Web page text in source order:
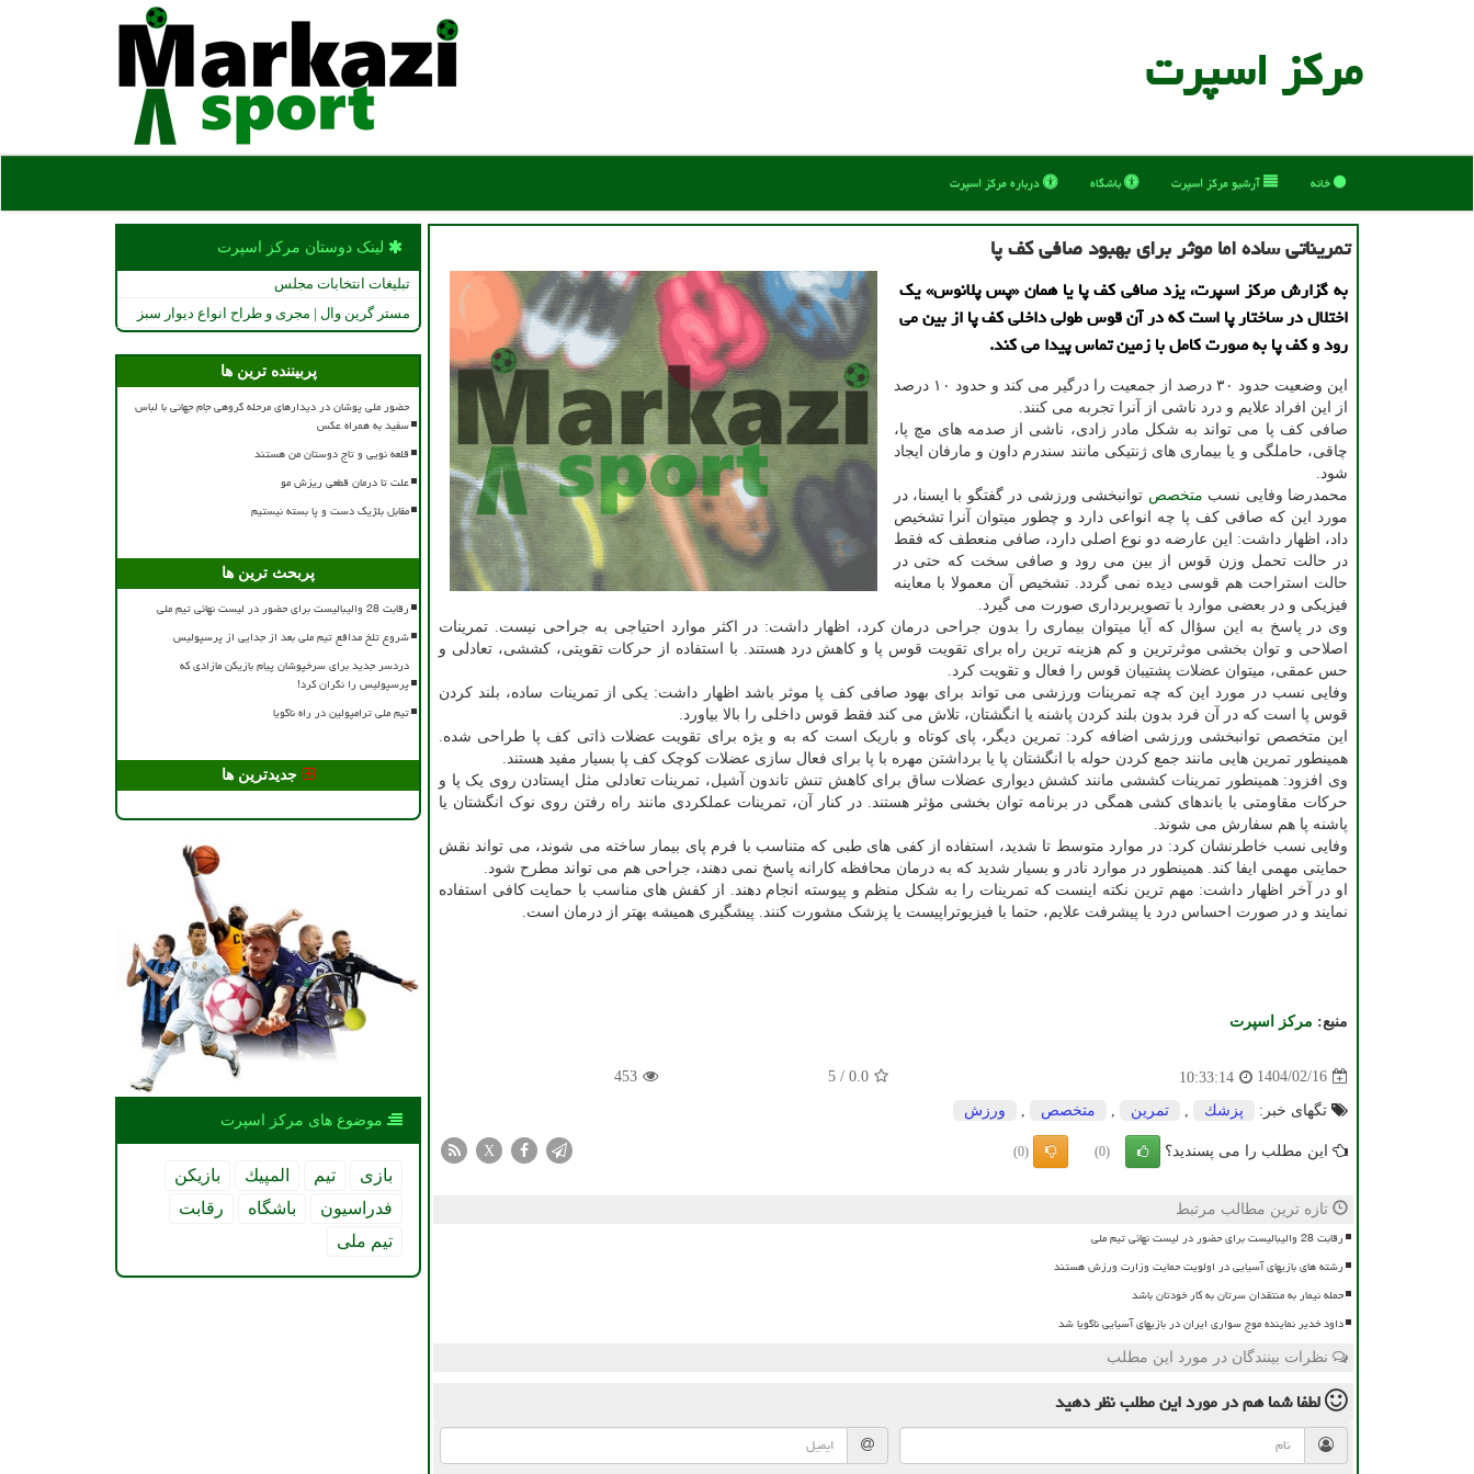
مركز اسپرت
خانه آرشیو مركز اسپرت باشگاه درباره مركز اسپرت
تمریناتی ساده اما موثر برای بهبود صافی کف پا
به گزارش مرکز اسپرت، یزد صافی کف پا یا همان «پس پلانوس» یک
اختلال در ساختار پا است که در آن قوس طولی داخلی کف پا از بین می
رود و کف پا به صورت کامل با زمین تماس پیدا می کند.
این وضعیت حدود ۳۰ درصد از جمعیت را درگیر می کند و حدود ۱۰ درصد
از این افراد علایم و درد ناشی از آنرا تجربه می کنند.
صافی کف پا می تواند به شکل مادر زادی، ناشی از صدمه های مچ پا،
چاقی، حاملگی و یا بیماری های ژنتیکی مانند سندرم داون و مارفان ایجاد
شود.
محمدرضا وفایی نسب متخصص توانبخشی ورزشی در گفتگو با ایسنا، در
مورد این که صافی کف پا چه انواعی دارد و چطور میتوان آنرا تشخیص
داد، اظهار داشت: این عارضه دو نوع اصلی دارد، صافی منعطف که فقط
در حالت تحمل وزن قوس از بین می رود و صافی سخت که حتی در
حالت استراحت هم قوسی دیده نمی گردد. تشخیص آن معمولا با معاینه
فیزیکی و در بعضی موارد با تصویربرداری صورت می گیرد.
وی در پاسخ به این سؤال که آیا میتوان بیماری را بدون جراحی درمان کرد، اظهار داشت: در اکثر موارد احتیاجی به جراحی نیست. تمرینات
اصلاحی و توان بخشی موثرترین و کم هزینه ترین راه برای تقویت قوس پا و کاهش درد هستند. با استفاده از حرکات تقویتی، کششی، تعادلی و
حس عمقی، میتوان عضلات پشتیبان قوس را فعال و تقویت کرد.
وفایی نسب در مورد این که چه تمرینات ورزشی می تواند برای بهود صافی کف پا موثر باشد اظهار داشت: یکی از تمرینات ساده، بلند کردن
قوس پا است که در آن فرد بدون بلند کردن پاشنه یا انگشتان، تلاش می کند فقط قوس داخلی را بالا بیاورد.
این متخصص توانبخشی ورزشی اضافه کرد: تمرین دیگر، پای کوتاه و باریک است که به و یژه برای تقویت عضلات ذاتی کف پا طراحی شده.
همینطور تمرین هایی مانند جمع کردن حوله با انگشتان پا یا برداشتن مهره با پا برای فعال سازی عضلات کوچک کف پا بسیار مفید هستند.
وی افزود: همینطور تمرینات کششی مانند کشش دیواری عضلات ساق برای کاهش تنش تاندون آشیل، تمرینات تعادلی مثل ایستادن روی یک پا و
حرکات مقاومتی با باندهای کشی همگی در برنامه توان بخشی مؤثر هستند. در کنار آن، تمرینات عملکردی مانند راه رفتن روی نوک انگشتان یا
پاشنه پا هم سفارش می شوند.
وفایی نسب خاطرنشان کرد: در موارد متوسط تا شدید، استفاده از کفی های طبی که متناسب با فرم پای بیمار ساخته می شوند، می تواند نقش
حمایتی مهمی ایفا کند. همینطور در موارد نادر و بسیار شدید که به درمان محافظه کارانه پاسخ نمی دهند، جراحی هم می تواند مطرح شود.
او در آخر اظهار داشت: مهم ترین نکته اینست که تمرینات را به شکل منظم و پیوسته انجام دهند. از کفش های مناسب با حمایت کافی استفاده
نمایند و در صورت احساس درد یا پیشرفت علایم، حتما با فیزیوتراپیست یا پزشک مشورت کنند. پیشگیری همیشه بهتر از درمان است.
منبع: مركز اسپرت
1404/02/16
10:33:14
0.0
/
5
453
تگهای خبر: پزشك تمرین متخصص ورزش
این مطلب را می پسندید؟ (0)
(0)
X
تازه ترین مطالب مرتبط
رقابت 28 والیبالیست برای حضور در لیست نهائی تیم ملی
رشته های بازیهای آسیایی در اولویت حمایت وزارت ورزش هستند
حمله نیمار به منتقدان سرتان به کار خودتان باشد
داود خدیر نماینده موج سواری ایران در بازیهای آسیایی ناگویا شد
نظرات بینندگان در مورد این مطلب
لطفا شما همدر مورد این مطلبنظر دهید
لینک دوستان مركز اسپرت
تبلیغات انتخابات مجلس
مستر گرین وال | مجری و طراح انواع دیوار سبز
پربیننده ترین ها
حضور ملی پوشان در دیدارهای مرحله گروهی جام جهانی با لباس
سفید به همراه عکس
قلعه نویی و تاج دوستان من هستند
علت تا درمان قطعی ریزش مو
مقابل بلژیک دست و پا بسته نیستیم
پربحث ترین ها
رقابت 28 والیبالیست برای حضور در لیست نهائی تیم ملی
شروع تلخ مدافع تیم ملی بعد از جدایی از پرسپولیس
دردسر جدید برای سرخپوشان پیام بازیکن مازادی که
پرسپولیس را نگران کرد!
تیم ملی ترامپولین در راه ناگویا
جدیدترین ها
موضوع های مركز اسپرت
بازی تیم المپیك
بازیكن
فدراسیون
باشگاه
رقابت
تیم ملی